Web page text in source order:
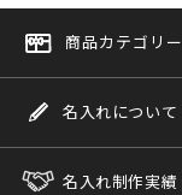
商品カテゴリー
名入れについて
名入れ制作実績